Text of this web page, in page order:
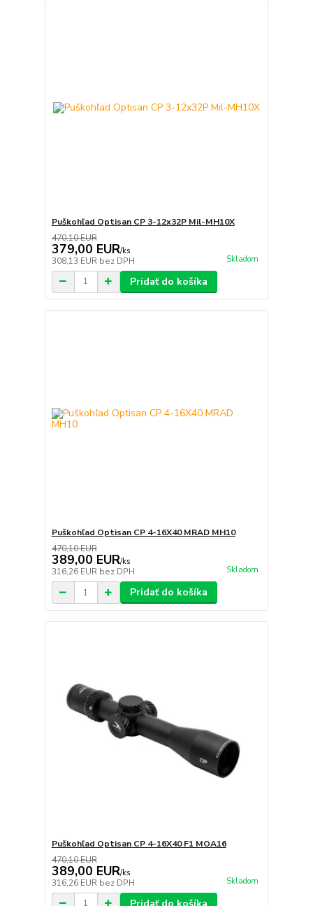
Puškohľad Optisan CP 3-12x32P Mil-MH10X
470,10 EUR
379,00 EUR/ks
308,13 EUR bez DPH Skladom
Pridať do košíka
Puškohľad Optisan CP 4-16X40 MRAD MH10
470,10 EUR
389,00 EUR/ks
316,26 EUR bez DPH Skladom
Pridať do košíka
Puškohľad Optisan CP 4-16X40 F1 MOA16
470,10 EUR
389,00 EUR/ks
316,26 EUR bez DPH Skladom